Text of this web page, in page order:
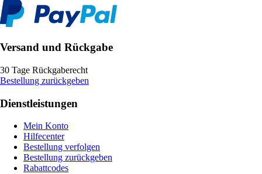
Versand und Rückgabe
30 Tage Rückgaberecht
Bestellung zurückgeben
Dienstleistungen
Mein Konto
Hilfecenter
Bestellung verfolgen
Bestellung zurückgeben
Rabattcodes